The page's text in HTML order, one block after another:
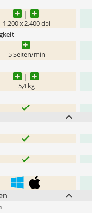
1.200 x 2.400 dpi
5 Seiten/min
5,4 kg